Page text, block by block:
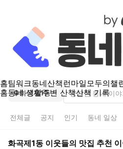
홈팀워크동네산책런마일모두의챌
홈동네 생활주변 산책산책 기록
화곡제1동
전체글 공지 인기 동네 일상
화곡제1동 이웃들의 맛집 추천